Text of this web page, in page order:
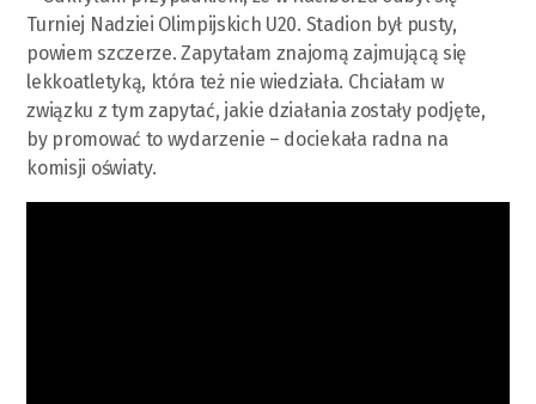
Turniej Nadziei Olimpijskich U20. Stadion był pusty,
powiem szczerze. Zapytałam znajomą zajmującą się
lekkoatletyką, która też nie wiedziała. Chciałam w
związku z tym zapytać, jakie działania zostały podjęte,
by promować to wydarzenie – dociekała radna na
komisji oświaty.